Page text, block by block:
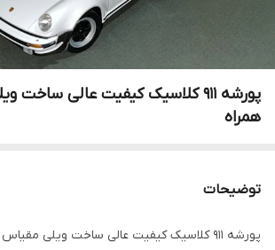
همراه
توضیحات